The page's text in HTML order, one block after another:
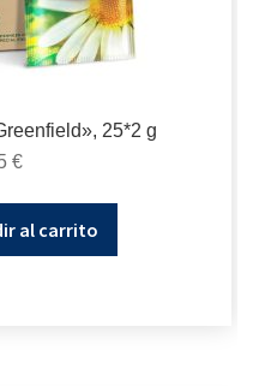
25*2 g
€
al carrito